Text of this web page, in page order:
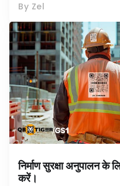
By Zel
निर्माण सुरक्षा अनुपालन के
करें।